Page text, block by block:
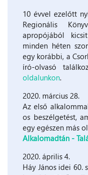
10 évvel ezelőtt
Regionális
apropójából
minden héten
egy korábbi, a
író-olvasó
oldalunkon.
2020. március 28.
Az első
os beszélgetést,
egy egészen más
Alkalomadtán -
2020. április 4.
Háy János idei 60.